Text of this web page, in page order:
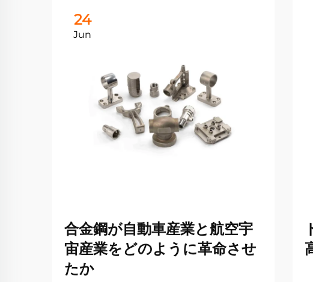
24
Jun
合金鋼が自動車産業と航空宇
宙産業をどのように革命させ
たか